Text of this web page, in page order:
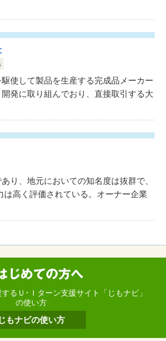
使して製品を生産する完成品メーカー
発に取り組んでおり、直接取引する大
り、地元においての知名度は抜群で、
は高く評価されている。オーナー企業
るＵ･Ｉターン支援サイト「じもナビ」
の使い方
じもナビの使い方